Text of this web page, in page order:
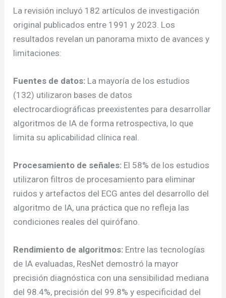
La revisión incluyó 182 artículos de investigación
original publicados entre 1991 y 2023. Los
resultados revelan un panorama mixto de avances y
limitaciones:
Fuentes de datos: La mayoría de los estudios
(132) utilizaron bases de datos
electrocardiográficas preexistentes para desarrollar
algoritmos de IA de forma retrospectiva, lo que
limita su aplicabilidad clínica real.
Procesamiento de señales: El 58% de los estudios
utilizaron filtros de procesamiento para eliminar
ruidos y artefactos del ECG antes del desarrollo del
algoritmo de IA, una práctica que no refleja las
condiciones reales del quirófano.
Rendimiento de algoritmos: Entre las tecnologías
de IA evaluadas, ResNet demostró la mayor
precisión diagnóstica con una sensibilidad mediana
del 98.4%, precisión del 99.8% y especificidad del